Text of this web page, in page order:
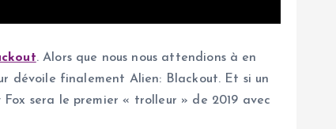
. Alors que nous nous attendions à en
dévoile finalement Alien: Blackout. Et si un
sera le premier « trolleur » de 2019 avec